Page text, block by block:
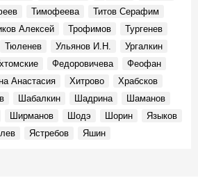
Тимофеева
Титов Серафим
Алексей Трофимов
Тургенев
Тюленев Ульянов И.Н.
Ургалкин
Федоровичева
Феофан
Анастасия Хитрово
Храбсков
Шабалкин Шадрина
Шаманов
Ширманов Шодэ Шорин
Языков
Ястребов Яшин